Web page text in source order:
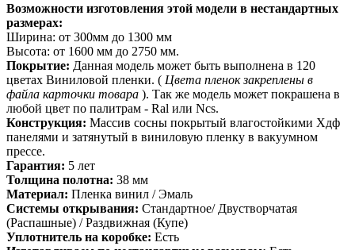
Возможности изготовления этой модели в нестандартных
размерах:
Ширина: от 300мм до 1300 мм
Высота: от 1600 мм до 2750 мм.
Покрытие: Данная модель может быть выполнена в 120
цветах Виниловой пленки. ( Цвета пленок закреплены в
файла карточки товара ). Так же модель может покрашена в
любой цвет по палитрам - Ral или Ncs.
Конструкция: Массив сосны покрытый влагостойкими Хдф
панелями и затянутый в виниловую пленку в вакуумном
прессе.
Гарантия: 5 лет
Толщина полотна: 38 мм
Материал: Пленка винил / Эмаль
Системы открывания: Стандартное/ Двустворчатая
(Распашные) / Раздвижная (Купе)
Уплотнитель на коробке: Есть